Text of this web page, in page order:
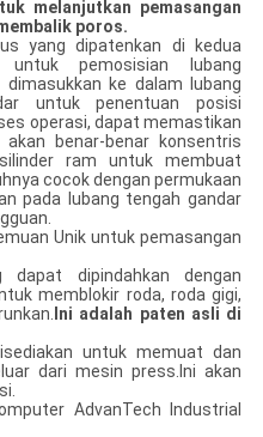
melanjutkan pemasangan
poros.
yang dipatenkan di kedua
pemosisian lubang
ke dalam lubang
untuk penentuan posisi
operasi, dapat memastikan
benar-benar konsentris
ram untuk membuat
cocok dengan permukaan
pada lubang tengah gandar
Unik untuk pemasangan
dapat dipindahkan dengan
memblokir roda, roda gigi,
Ini adalah paten asli di
untuk memuat dan
dari mesin press.Ini akan
AdvanTech Industrial